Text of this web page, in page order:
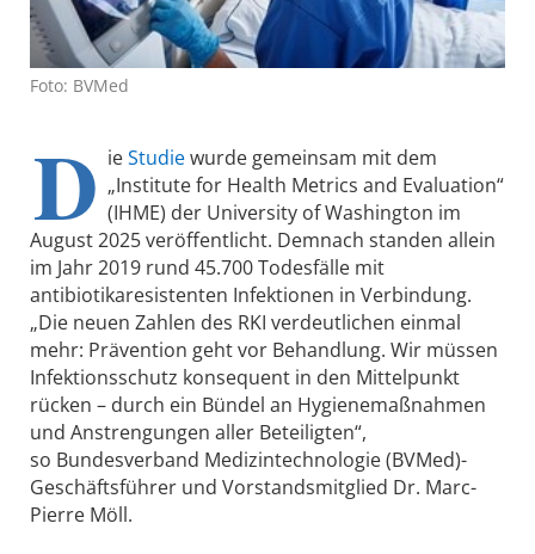
Foto: BVMed
D ieStudiewurde gemeinsam mit dem
„Institute for Health Metrics and Evaluation“
(IHME) der University of Washington im
August 2025 veröffentlicht. Demnach standen allein
im Jahr 2019 rund 45.700 Todesfälle mit
antibiotikaresistenten Infektionen in Verbindung.
„Die neuen Zahlen des RKI verdeutlichen einmal
mehr: Prävention geht vor Behandlung. Wir müssen
Infektionsschutz konsequent in den Mittelpunkt
rücken – durch ein Bündel an Hygienemaßnahmen
und Anstrengungen aller Beteiligten“,
so Bundesverband Medizintechnologie (BVMed)-
Geschäftsführer und Vorstandsmitglied Dr. Marc-
Pierre Möll.